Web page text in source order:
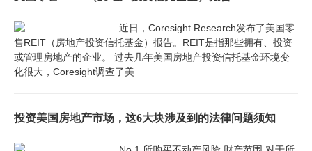
近日，Coresight Research发布了美国零
售REIT（房地产投资信托基金）报告。REIT是指那些拥有、投资
或管理房地产的企业。 过去几年美国房地产投资信托基金环境变
化很大，Coresight调查了美
投资美国房地产市场，这6大块涉及到的法律问题须知